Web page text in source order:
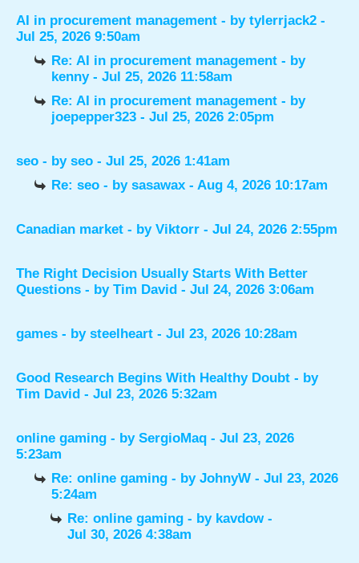
AI in procurement management - by tylerrjack2 -
Jul 25, 2026 9:50am
Re: AI in procurement management - by
kenny- Jul 25, 2026 11:58am
Re: AI in procurement management - by
joepepper323 - Jul 25, 2026 2:05pm
seo - by seo - Jul 25, 2026 1:41am
Re: seo - bysasawax - Aug 4, 2026 10:17am
Canadian market - by Viktorr - Jul 24, 2026 2:55pm
The Right Decision Usually Starts With Better
Questions - by Tim David - Jul 24, 2026 3:06am
games - by steelheart - Jul 23, 2026 10:28am
Good Research Begins With Healthy Doubt - by
Tim David - Jul 23, 2026 5:32am
online gaming - by SergioMaq - Jul 23, 2026
5:23am
Re: online gaming - byJohnyW - Jul 23, 2026
5:24am
Re: online gaming - by kavdow-
Jul 30, 2026 4:38am